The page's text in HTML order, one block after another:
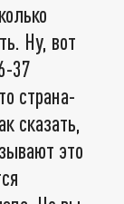
Ну, вот
37
страна-
сказать,
это